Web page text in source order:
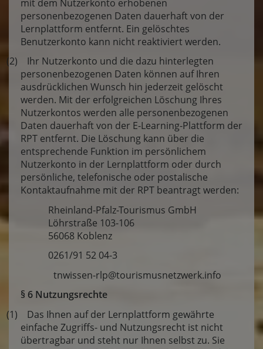
mit dem Nutzerkonto erhobenen
personenbezogenen Daten dauerhaft von der
Lernplattform entfernt. Ein gelöschtes
Benutzerkonto kann nicht reaktiviert werden.
(2) Ihr Nutzerkonto und die dazu hinterlegten
personenbezogenen Daten können auf Ihren
ausdrücklichen Wunsch hin jederzeit gelöscht
werden. Mit der erfolgreichen Löschung Ihres
Nutzerkontos werden alle personenbezogenen
Daten dauerhaft von der E-Learning-Plattform der
RPT entfernt. Die Löschung kann über die
entsprechende Funktion im persönlichem
Nutzerkonto in der Lernplattform oder durch
persönliche, telefonische oder postalische
Kontaktaufnahme mit der RPT beantragt werden:
Rheinland-Pfalz-Tourismus GmbH
Löhrstraße 103-106
56068 Koblenz
0261/91 52 04-3
tnwissen-rlp@tourismusnetzwerk.info
§ 6 Nutzungsrechte
(1) Das Ihnen auf der Lernplattform gewährte
einfache Zugriffs- und Nutzungsrecht ist nicht
übertragbar und steht nur Ihnen selbst zu. Sie